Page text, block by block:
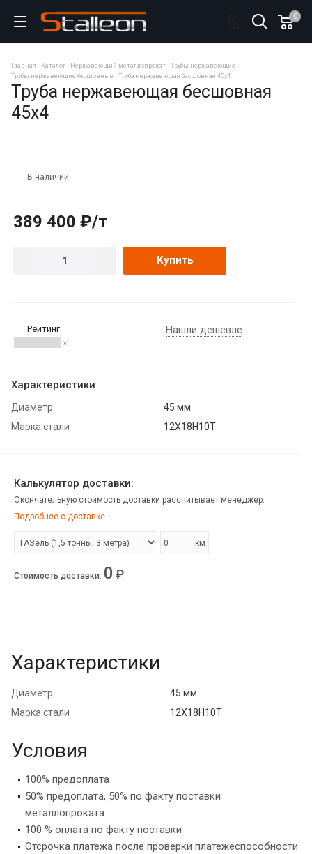
0
Главная Каталог Нержавеющий металлопрокат
Трубы нержавеющие
Трубы нержавеющие бесшовные
Труба нержавеющая бесшовная 45х4
Труба нержавеющая бесшовная
45х4
В наличии
389 400 ₽/т
Купить
Рейтинг
(0)
Нашли дешевле
Характеристики
Диаметр
45 мм
Марка стали
12Х18Н10Т
Калькулятор доставки:
Окончательную стоимость доставки рассчитывает менеджер.
Подробнее о доставке
км
Стоимость доставки: 0 ₽
Характеристики
Диаметр
45 мм
Марка стали
12Х18Н10Т
Условия
100% предоплата
50% предоплата, 50% по факту поставки
металлопроката
100 % оплата по факту поставки
Отсрочка платежа после проверки платежеспособности